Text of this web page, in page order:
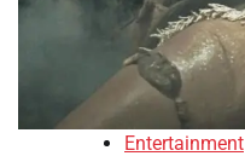
Entertainment